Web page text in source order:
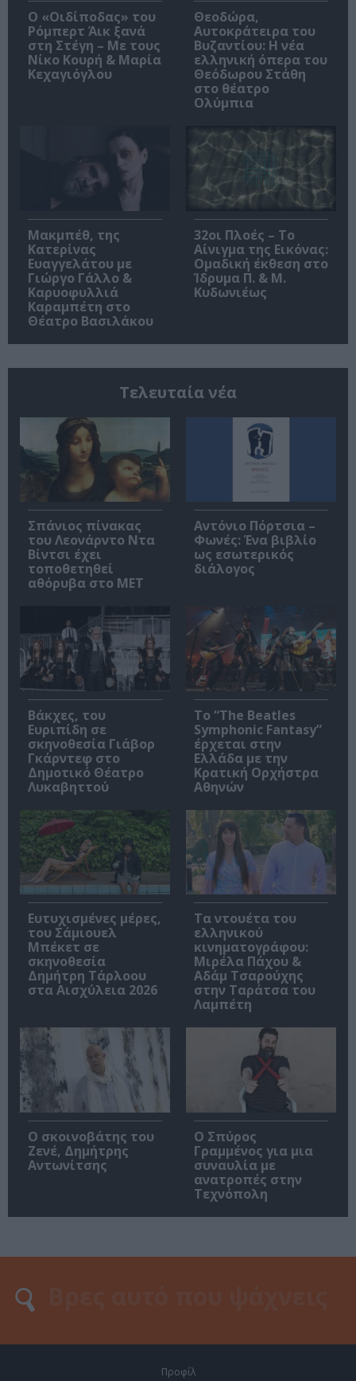
O «Οιδίποδας» του
Ρόμπερτ Άικ ξανά
στη Στέγη – Με τους
Νίκο Κουρή & Μαρία
Κεχαγιόγλου
Θεοδώρα,
Αυτοκράτειρα του
Βυζαντίου: Η νέα
ελληνική όπερα του
Θεόδωρου Στάθη
στο θέατρο
Ολύμπια
Μακμπέθ, της
Κατερίνας
Ευαγγελάτου με
Γιώργο Γάλλο &
Καρυοφυλλιά
Καραμπέτη στο
Θέατρο Βασιλάκου
32οι Πλοές – Το
Αίνιγμα της Εικόνας:
Ομαδική έκθεση στο
Ίδρυμα Π. & Μ.
Κυδωνιέως
Τελευταία νέα
Σπάνιος πίνακας
του Λεονάρντο Ντα
Βίντσι έχει
τοποθετηθεί
αθόρυβα στο MET
Αντόνιο Πόρτσια –
Φωνές: Ένα βιβλίο
ως εσωτερικός
διάλογος
Βάκχες, του
Ευριπίδη σε
σκηνοθεσία Γιάβορ
Γκάρντεφ στο
Δημοτικό Θέατρο
Λυκαβηττού
Το “The Beatles
Symphonic Fantasy”
έρχεται στην
Ελλάδα με την
Κρατική Ορχήστρα
Αθηνών
Ευτυχισμένες μέρες,
του Σάμιουελ
Μπέκετ σε
σκηνοθεσία
Δημήτρη Τάρλοου
στα Αισχύλεια 2026
Τα ντουέτα του
ελληνικού
κινηματογράφου:
Μιρέλα Πάχου &
Αδάμ Τσαρούχης
στην Ταράτσα του
Λαμπέτη
Ο σκοινοβάτης του
Ζενέ, Δημήτρης
Αντωνίτσης
Ο Σπύρος
Γραμμένος για μια
συναυλία με
ανατροπές στην
Τεχνόπολη
Προφίλ